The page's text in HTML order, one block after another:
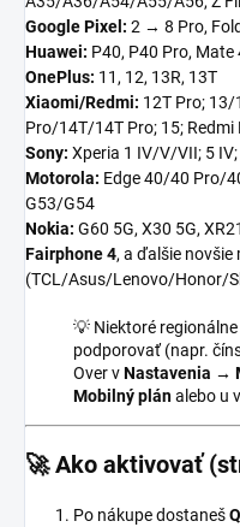
Google Pixel: 2 → 8 Pro, Fold
Huawei: P40, P40 Pro, Mate
OnePlus: 11, 12, 13R, 13T
Xiaomi/Redmi: 12T Pro;
Pro/14T/14T Pro; 15;
Sony: Xperia 1 IV/V/VII; 5
Motorola: Edge 40/40 Pro/
G53/G54
Nokia: G60 5G, X30 5G, XR21
Fairphone 4, a ďalšie novšie
(TCL/Asus/Lenovo/Honor/
💡 Niektoré
podporovať (napr.
Over vNastavenia →
Mobilný plánalebo u
🚀 Ako aktivovať
Po nákupe dostaneš